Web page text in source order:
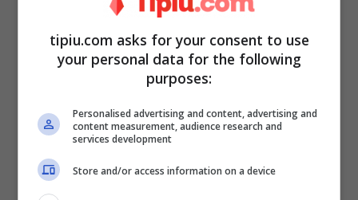
Gemma la ricatta: vuole colpire
tramite lei sua figlia Stefania
tipiu.com asks for your consent to use
your personal data for the following
purposes:
Personalised advertising and content, advertising and
content measurement, audience research and
services development
Store and/or access information on a device